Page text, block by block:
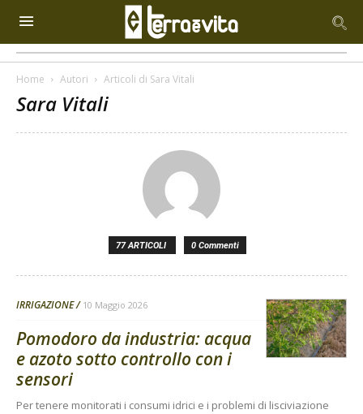
Home Autori Articoli di Sara Vitali
Sara Vitali
77 ARTICOLI 0 Commenti
IRRIGAZIONE 10 Maggio 2026
Pomodoro da industria: acqua
e azoto sotto controllo con i
sensori
Per tenere monitorati i consumi idrici e i problemi di lisciviazione